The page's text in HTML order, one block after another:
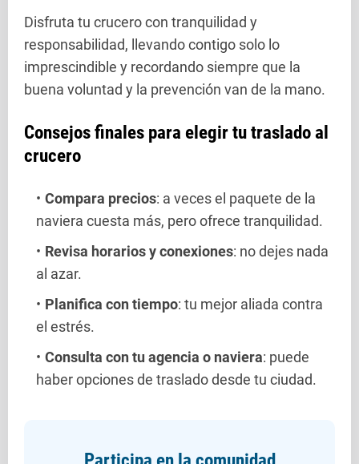
Disfruta tu crucero con tranquilidad y
responsabilidad, llevando contigo solo lo
imprescindible y recordando siempre que la
buena voluntad y la prevención van de la mano.
Consejos finales para elegir tu traslado al
crucero
Compara precios: a veces el paquete de la
naviera cuesta más, pero ofrece tranquilidad.
Revisa horarios y conexiones: no dejes nada
al azar.
Planifica con tiempo: tu mejor aliada contra
el estrés.
Consulta con tu agencia o naviera: puede
haber opciones de traslado desde tu ciudad.